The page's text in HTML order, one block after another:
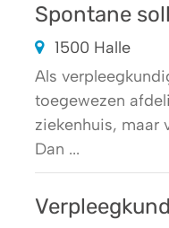
Spontane
1500 Halle
Als
toegewezen
ziekenhuis, maar
Dan ...